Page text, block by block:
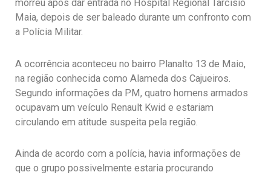
morreu após dar entrada no Hospital Regional Tarcísio
Maia, depois de ser baleado durante um confronto com
a Polícia Militar.
A ocorrência aconteceu no bairro Planalto 13 de Maio,
na região conhecida como Alameda dos Cajueiros.
Segundo informações da PM, quatro homens armados
ocupavam um veículo Renault Kwid e estariam
circulando em atitude suspeita pela região.
Ainda de acordo com a polícia, havia informações de
que o grupo possivelmente estaria procurando